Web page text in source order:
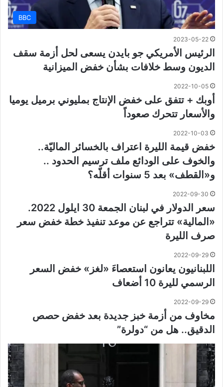
BBC
2023-05-22
الرئيس الأمريكي جو بايدن يسعى لحل أزمة سقف
الديون وسط خلافات بشأن خفض الميزانية
2022-10-05
أوبك + تتفق على خفض الإنتاج بمليوني برميل يوميا
والأسعار تتحرك صعوداً
2022-10-03
خفض قيمة الليرة اعتراف بالخسائر الماليّة..
والخوف على الودائع ملف ترسيم الحدود ..
و«القطف» بعد 5 سنوات أقلّه؟
2022-09-30
سعر الدولار في لبنان الجمعة 30 ايلول 2022.
«المالية» تتراجع عن موعد تنفيذ خطة خفض سعر
صرف الليرة
2022-09-29
اللبنانيون يعانون استعصاءَ «لغز» خفض السعر
الرسمي لليرة 10 أضعاف
2022-09-29
مخاوف من أزمة خبز جديدة بعد خفض حصص
الدقيق.. هل من “دولرة”